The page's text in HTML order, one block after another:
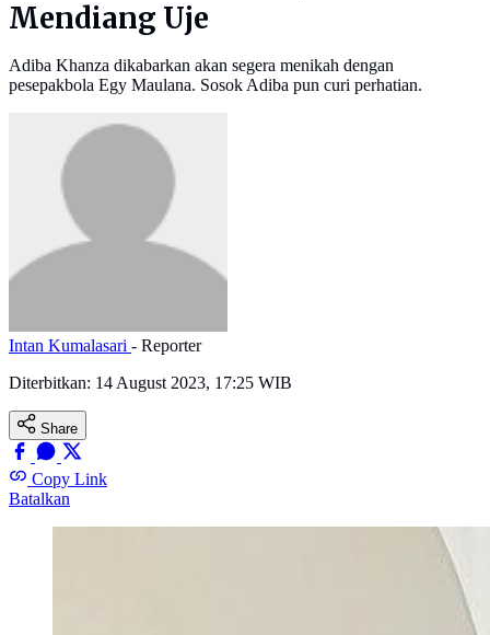
Mendiang Uje
Adiba Khanza dikabarkan akan segera menikah dengan
pesepakbola Egy Maulana. Sosok Adiba pun curi perhatian.
Intan Kumalasari - Reporter
Diterbitkan: 14 August 2023, 17:25 WIB
Share
Copy Link
Batalkan